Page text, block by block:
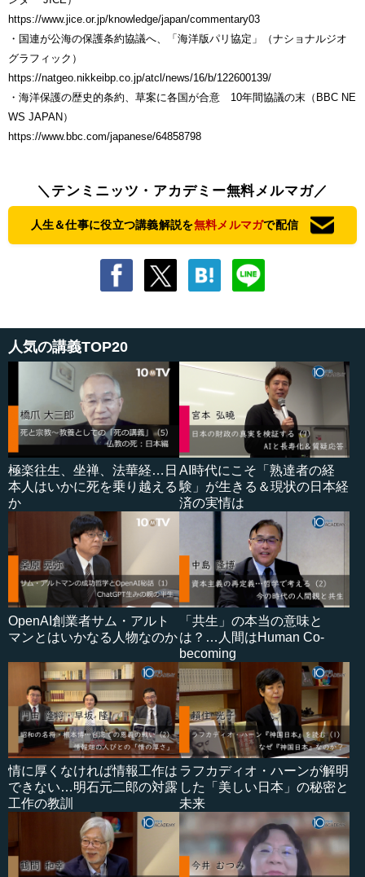
https://www.jice.or.jp/knowledge/japan/commentary03
・国連が公海の保護条約協議へ、「海洋版パリ協定」（ナショナルジオ
グラフィック）
https://natgeo.nikkeibp.co.jp/atcl/news/16/b/122600139/
・海洋保護の歴史的条約、草案に各国が合意 10年間協議の末（BBC NE
WS JAPAN）
https://www.bbc.com/japanese/64858798
＼テンミニッツ・アカデミー無料メルマガ／
人生＆仕事に役立つ講義解説を無料メルマガで配信
人気の講義TOP20
極楽往生、坐禅、法華経…日
本人はいかに死を乗り越える
か
AI時代にこそ「熟達者の経
験」が生きる＆現状の日本経
済の実情は
OpenAI創業者サム・アルト
マンとはいかなる人物なのか
「共生」の本当の意味と
は？…人間はHuman Co-
becoming
情に厚くなければ情報工作は
できない…明石元二郎の対露
工作の教訓
ラフカディオ・ハーンが解明
した「美しい日本」の秘密と
未来